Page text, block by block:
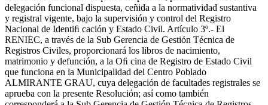
delegación funcional dispuesta, ceñida a la normatividad sustantiva
y registral vigente, bajo la supervisión y control del Registro
Nacional de Identiﬁ cación y Estado Civil. Artículo 3º.- El
RENIEC, a través de la Sub Gerencia de Gestión Técnica de
Registros Civiles, proporcionará los libros de nacimiento,
matrimonio y defunción, a la Oﬁ cina de Registro de Estado Civil
que funciona en la Municipalidad del Centro Poblado
ALMIRANTE GRAU, cuya delegación de facultades registrales se
aprueba con la presente Resolución; así como también